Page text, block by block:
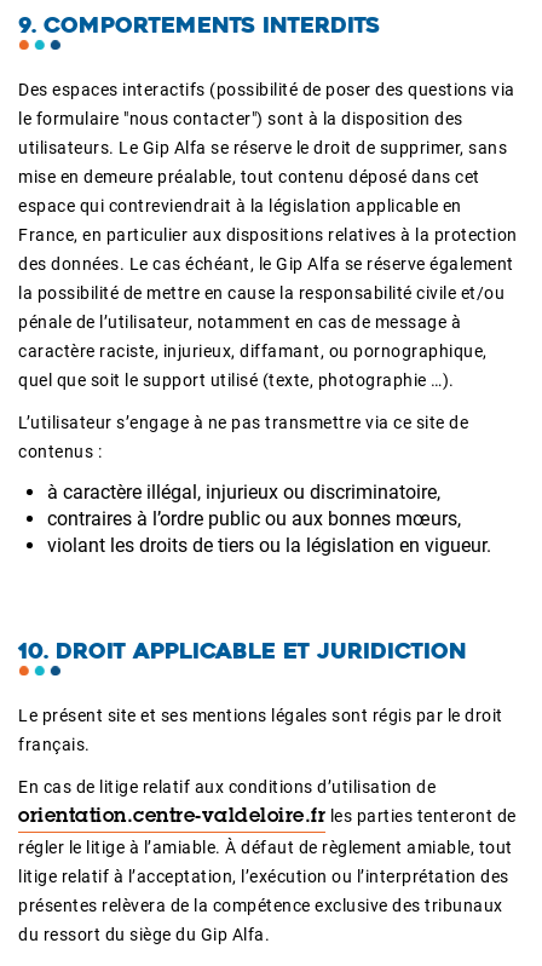
9. COMPORTEMENTS INTERDITS
Des espaces interactifs (possibilité de poser des questions via
le formulaire "nous contacter") sont à la disposition des
utilisateurs. Le Gip Alfa se réserve le droit de supprimer, sans
mise en demeure préalable, tout contenu déposé dans cet
espace qui contreviendrait à la législation applicable en
France, en particulier aux dispositions relatives à la protection
des données. Le cas échéant, le Gip Alfa se réserve également
la possibilité de mettre en cause la responsabilité civile et/ou
pénale de l’utilisateur, notamment en cas de message à
caractère raciste, injurieux, diffamant, ou pornographique,
quel que soit le support utilisé (texte, photographie …).
L’utilisateur s’engage à ne pas transmettre via ce site de
contenus :
à caractère illégal, injurieux ou discriminatoire,
contraires à l’ordre public ou aux bonnes mœurs,
violant les droits de tiers ou la législation en vigueur.
10. DROIT APPLICABLE ET JURIDICTION
Le présent site et ses mentions légales sont régis par le droit
français.
En cas de litige relatif aux conditions d’utilisation de
orientation.centre-valdeloire.fr les parties tenteront de
régler le litige à l’amiable. À défaut de règlement amiable, tout
litige relatif à l’acceptation, l’exécution ou l’interprétation des
présentes relèvera de la compétence exclusive des tribunaux
du ressort du siège du Gip Alfa.